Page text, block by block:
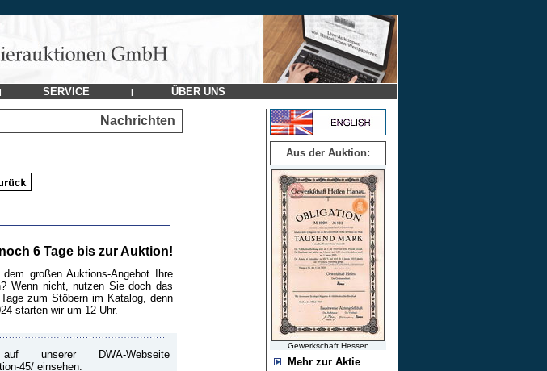
| SERVICE | ÜBER UNS
Nachrichten
6 Tage bis zur Auktion!
großen Auktions-Angebot Ihre
Wenn nicht, nutzen Sie doch das
zum Stöbern im Katalog, denn
starten wir um 12 Uhr.
DWA-Webseite
45/ einsehen.
Aus der Auktion:
Gewerkschaft Hessen
Mehr zur Aktie